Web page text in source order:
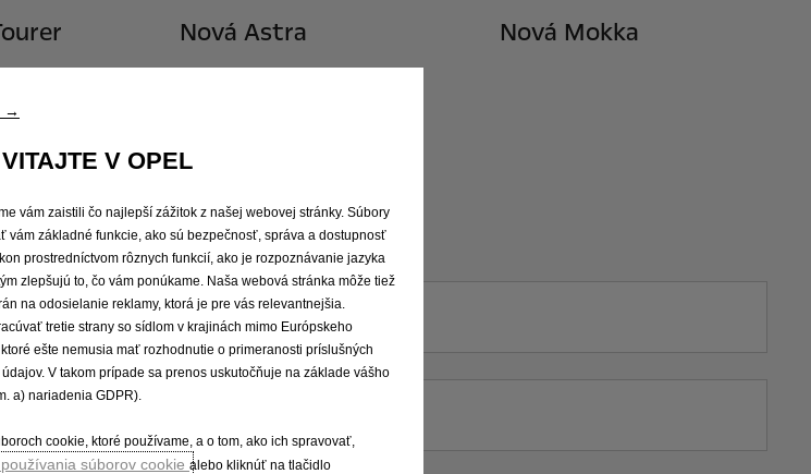
Nová Astra Nová Mokka
otázky
záruku Opel až 8 rokov?
→
VITAJTE V OPEL
vám zaistili čo najlepší zážitok z našej webovej stránky. Súbory
vám základné funkcie, ako sú bezpečnosť, správa a dostupnosť
prostredníctvom rôznych funkcií, ako je rozpoznávanie jazyka
zlepšujú to, čo vám ponúkame. Naša webová stránka môže tiež
na odosielanie reklamy, ktorá je pre vás relevantnejšia.
tretie strany so sídlom v krajinách mimo Európskeho
ešte nemusia mať rozhodnutie o primeranosti príslušných
V takom prípade sa prenos uskutočňuje na základe vášho
a) nariadenia GDPR).
cookie, ktoré používame, a o tom, ako ich spravovať,
súborov cookie alebo kliknúť na tlačidlo